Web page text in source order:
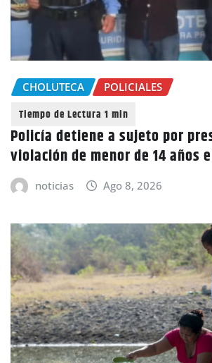
CHOLUTECA POLICIALES
Policía detiene a sujeto por
violación de menor de 14 años
noticias Ago 8, 2026